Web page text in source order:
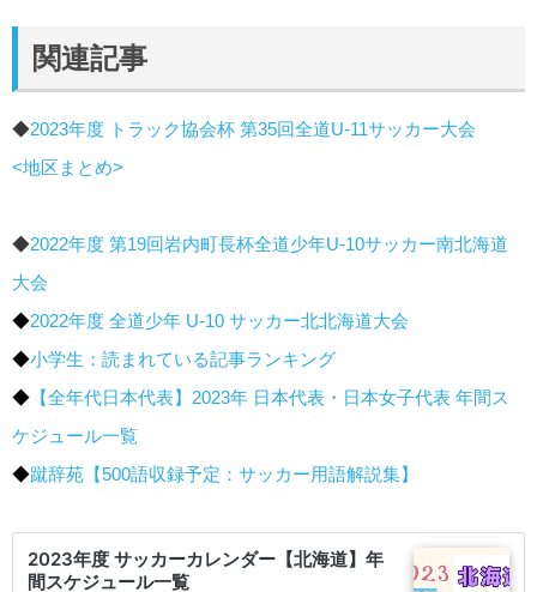
関連記事
◆2023年度 トラック協会杯 第35回全道U-11サッカー大会
<地区まとめ>
◆2022年度 第19回岩内町長杯全道少年U-10サッカー南北海道
大会
◆2022年度 全道少年 U-10 サッカー北北海道大会
◆小学生：読まれている記事ランキング
◆ 【全年代日本代表】2023年 日本代表・日本女子代表 年間ス
ケジュール一覧
◆蹴辞苑【500語収録予定：サッカー用語解説集】